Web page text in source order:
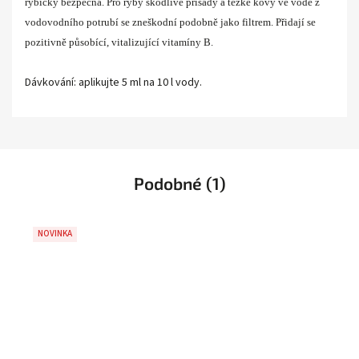
vodovodního potrubí se zneškodní podobně jako filtrem. Přidají se
pozitivně působící, vitalizující vitamíny B.
Dávkování: aplikujte 5 ml na 10 l vody.
Podobné (1)
NOVINKA